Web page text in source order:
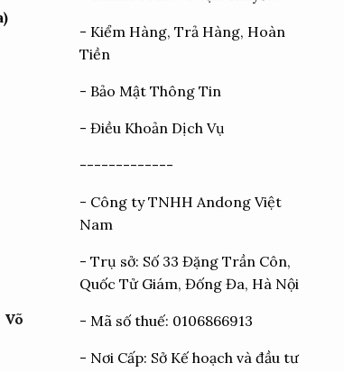
- Kiểm Hàng, Trả Hàng, Hoàn
Tiền
- Bảo Mật Thông Tin
- Điều Khoản Dịch Vụ
-------------
- Công ty TNHH Andong Việt
Nam
- Trụ sở: Số 33 Đặng Trần Côn,
Quốc Tử Giám, Đống Đa, Hà Nội
- Mã số thuế: 0106866913
- Nơi Cấp: Sở Kế hoạch và đầu tư